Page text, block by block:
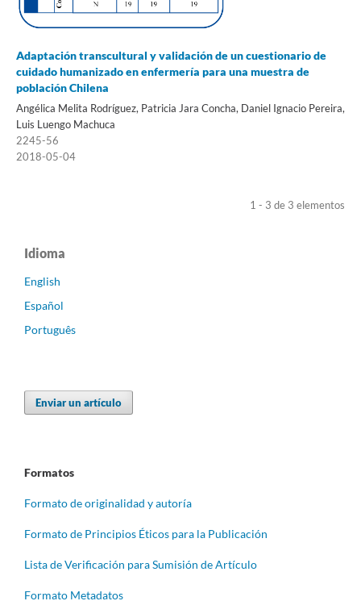
Adaptación transcultural y validación de un cuestionario de
cuidado humanizado en enfermería para una muestra de
población Chilena
Angélica Melita Rodríguez, Patricia Jara Concha, Daniel Ignacio Pereira,
Luis Luengo Machuca
2245-56
2018-05-04
1 - 3 de 3 elementos
Idioma
English
Español
Português
Enviar un artículo
Formatos
Formato de originalidad y autoría
Formato de Principios Éticos para la Publicación
Lista de Verificación para Sumisión de Artículo
Formato Metadatos